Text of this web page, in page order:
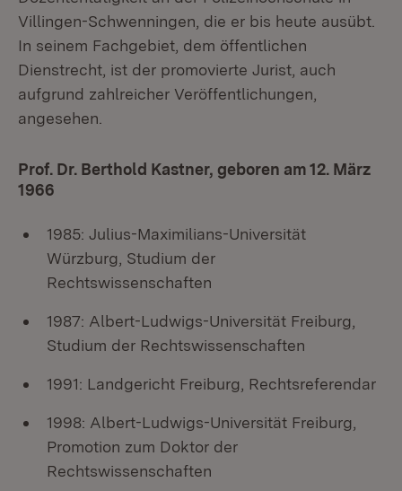
Villingen-Schwenningen, die er bis heute ausübt.
In seinem Fachgebiet, dem öffentlichen
Dienstrecht, ist der promovierte Jurist, auch
aufgrund zahlreicher Veröffentlichungen,
angesehen.
Prof. Dr. Berthold Kastner, geboren am 12. März
1966
1985: Julius-Maximilians-Universität
Würzburg, Studium der
Rechtswissenschaften
1987: Albert-Ludwigs-Universität Freiburg,
Studium der Rechtswissenschaften
1991: Landgericht Freiburg, Rechtsreferendar
1998: Albert-Ludwigs-Universität Freiburg,
Promotion zum Doktor der
Rechtswissenschaften